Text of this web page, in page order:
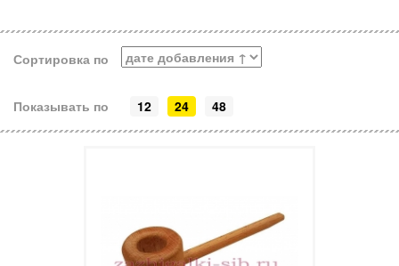
Сортировка по
Показывать по 12 24 48